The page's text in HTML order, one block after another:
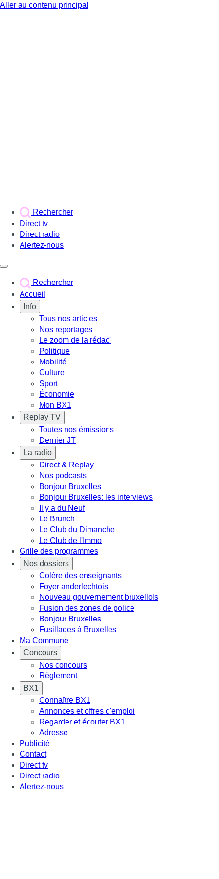
Aller au contenu principal
Rechercher
Direct tv
Direct radio
Alertez-nous
Rechercher
Accueil
Info
Tous nos articles
Nos reportages
Le zoom de la rédac'
Politique
Mobilité
Culture
Sport
Économie
Mon BX1
Replay TV
Toutes nos émissions
Dernier JT
La radio
Direct & Replay
Nos podcasts
Bonjour Bruxelles
Bonjour Bruxelles: les interviews
Il y a du Neuf
Le Brunch
Le Club du Dimanche
Le Club de l'Immo
Grille des programmes
Nos dossiers
Colère des enseignants
Foyer anderlechtois
Nouveau gouvernement bruxellois
Fusion des zones de police
Bonjour Bruxelles
Fusillades à Bruxelles
Ma Commune
Concours
Nos concours
Règlement
BX1
Connaître BX1
Annonces et offres d'emploi
Regarder et écouter BX1
Adresse
Publicité
Contact
Direct tv
Direct radio
Alertez-nous